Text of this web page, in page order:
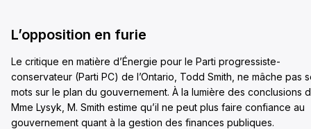
L’opposition en furie
Le critique en matière d’Énergie pour le Parti progressiste-
conservateur (Parti PC) de l’Ontario, Todd Smith, ne mâche pas
mots sur le plan du gouvernement. À la lumière des conclusions
Mme Lysyk, M. Smith estime qu’il ne peut plus faire confiance au
gouvernement quant à la gestion des finances publiques.